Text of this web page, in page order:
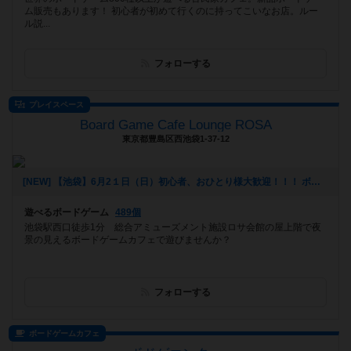
ム販売もあります！ 初心者が初めて行くのに持ってこいなお店。ルー
ル説...
フォローする
プレイスペース
Board Game Cafe Lounge ROSA
東京都豊島区西池袋1-37-12
[NEW] 【池袋】6月2１日（日）初心者、おひとり様大歓迎！！！ ボードゲーム軽量級～中量級 自粛おつかれリフレッシュ相席ナイト (対策バッチリ！！) （2020年06月01日 13時52分）
遊べるボードゲーム
489個
池袋駅西口徒歩1分 総合アミューズメント施設ロサ会館の屋上階で夜
景の見えるボードゲームカフェで遊びませんか？
フォローする
ボードゲームカフェ